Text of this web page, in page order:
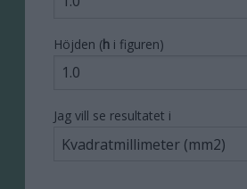
Höjden (h i figuren)
Jag vill se resultatet i